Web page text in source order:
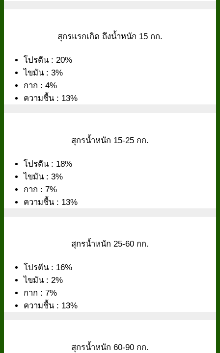
สุกรแรกเกิด ถึงน้ำหนัก 15 กก.
โปรตีน : 20%
ไขมัน : 3%
กาก : 4%
ความชื้น : 13%
สุกรน้ำหนัก 15-25 กก.
โปรตีน : 18%
ไขมัน : 3%
กาก : 7%
ความชื้น : 13%
สุกรน้ำหนัก 25-60 กก.
โปรตีน : 16%
ไขมัน : 2%
กาก : 7%
ความชื้น : 13%
สุกรน้ำหนัก 60-90 กก.